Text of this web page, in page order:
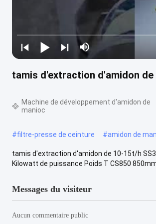
tamis d'extraction d'amidon
Machine de développement d'amidon de
manioc
#filtre-presse de ceinture #amidon de
tamis d'extraction d'amidon de 10-15t/h
Kilowatt de puissance Poids T CS850
Messages du visiteur
Aucun commentaire public